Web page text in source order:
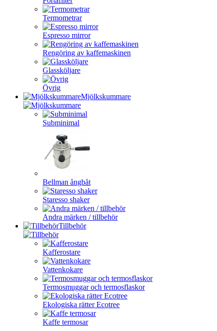
Termometrar
Espresso mirror
Rengöring av kaffemaskinen
Glassköljare
Övrig
Mjölkskummare
Subminimal
Bellman ångbåt
Staresso shaker
Andra märken / tillbehör
Tillbehör
Kafferostare
Vattenkokare
Termosmuggar och termosflaskor
Ekologiska rätter Ecotree
Kaffe termosar